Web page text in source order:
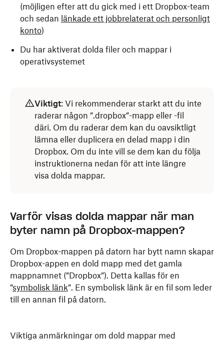
(möjligen efter att du gick med i ett Dropbox-team
och sedan länkade ett jobbrelaterat och personligt
konto)
Du har aktiverat dolda filer och mappar i
operativsystemet
Viktigt: Vi rekommenderar starkt att du inte
raderar någon ”.dropbox”-mapp eller -fil
däri. Om du raderar dem kan du oavsiktligt
lämna eller duplicera en delad mapp i din
Dropbox. Om du inte vill se dem kan du följa
instruktionerna nedan för att inte längre
visa dolda mappar.
Varför visas dolda mappar när man
byter namn på Dropbox-mappen?
Om Dropbox-mappen på datorn har bytt namn skapar
Dropbox-appen en dold mapp med det gamla
mappnamnet (”Dropbox”). Detta kallas för en
”symbolisk länk”. En symbolisk länk är en fil som leder
till en annan fil på datorn.
Viktiga anmärkningar om dold mappar med